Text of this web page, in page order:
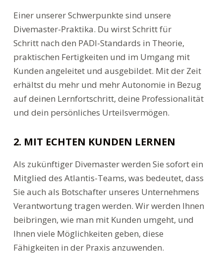
Einer unserer Schwerpunkte sind unsere
Divemaster-Praktika. Du wirst Schritt für
Schritt nach den PADI-Standards in Theorie,
praktischen Fertigkeiten und im Umgang mit
Kunden angeleitet und ausgebildet. Mit der Zeit
erhältst du mehr und mehr Autonomie in Bezug
auf deinen Lernfortschritt, deine Professionalität
und dein persönliches Urteilsvermögen.
2. MIT ECHTEN KUNDEN LERNEN
Als zukünftiger Divemaster werden Sie sofort ein
Mitglied des Atlantis-Teams, was bedeutet, dass
Sie auch als Botschafter unseres Unternehmens
Verantwortung tragen werden. Wir werden Ihnen
beibringen, wie man mit Kunden umgeht, und
Ihnen viele Möglichkeiten geben, diese
Fähigkeiten in der Praxis anzuwenden.